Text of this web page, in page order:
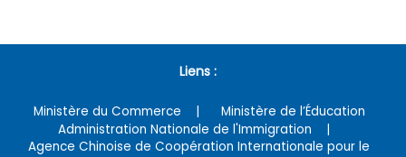
Liens :
Ministère du Commerce
Ministère de l’Éducation
Administration Nationale de l'Immigration
Agence Chinoise de Coopération Internationale pour le